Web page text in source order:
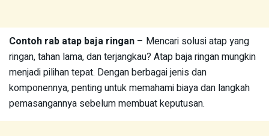
Contoh rab atap baja ringan – Mencari solusi atap yang
ringan, tahan lama, dan terjangkau? Atap baja ringan mungkin
menjadi pilihan tepat. Dengan berbagai jenis dan
komponennya, penting untuk memahami biaya dan langkah
pemasangannya sebelum membuat keputusan.